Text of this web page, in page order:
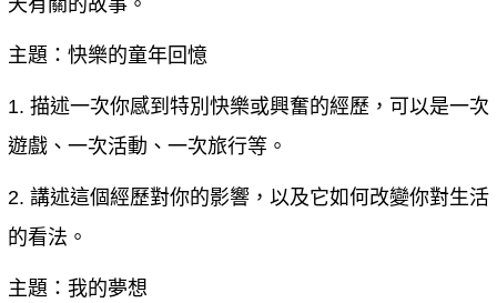
天有關的故事。
主題：快樂的童年回憶
1. 描述一次你感到特別快樂或興奮的經歷，可以是一次
遊戲、一次活動、一次旅行等。
2. 講述這個經歷對你的影響，以及它如何改變你對生活
的看法。
主題：我的夢想